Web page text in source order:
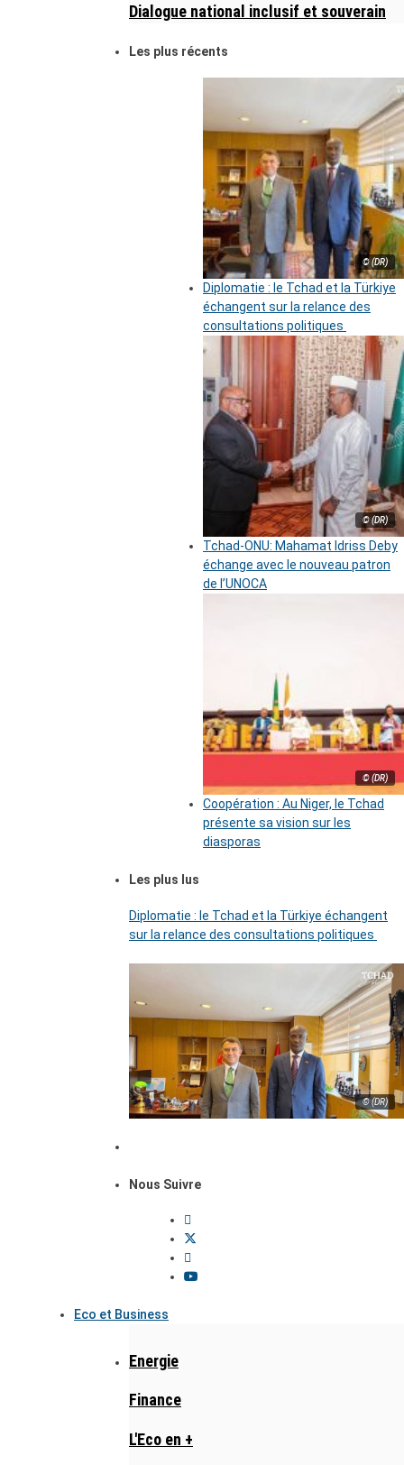
Dialogue national inclusif et souverain
Les plus récents
© (DR)
Diplomatie : le Tchad et la Türkiye
échangent sur la relance des
consultations politiques
© (DR)
Tchad-ONU: Mahamat Idriss Deby
échange avec le nouveau patron
de l’UNOCA
© (DR)
Coopération : Au Niger, le Tchad
présente sa vision sur les
diasporas
Les plus lus
Diplomatie : le Tchad et la Türkiye échangent
sur la relance des consultations politiques
© (DR)
Nous Suivre
Eco et Business
Energie
Finance
L'Eco en +